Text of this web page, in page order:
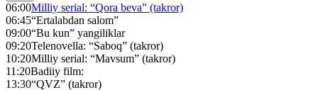
06:00Milliy serial: “Qora beva” (takror)
06:45“Ertalabdan salom”
09:00“Bu kun” yangiliklar
09:20Telenovella: “Saboq” (takror)
10:20Milliy serial: “Mavsum” (takror)
11:20Badiiy film:
13:30“QVZ” (takror)